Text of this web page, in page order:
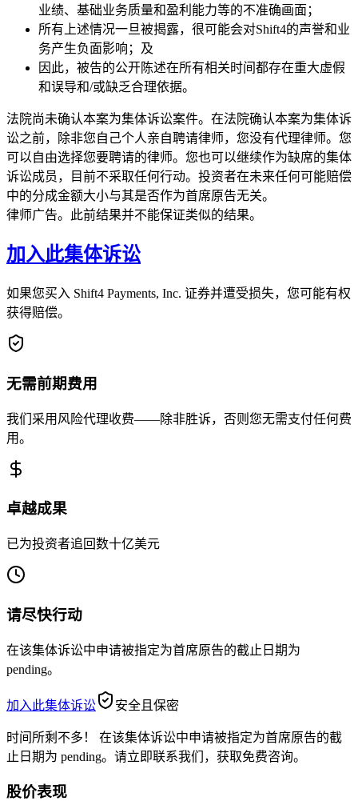
业绩、基础业务质量和盈利能力等的不准确画面；
所有上述情况一旦被揭露，很可能会对Shift4的声誉和业
务产生负面影响；及
因此，被告的公开陈述在所有相关时间都存在重大虚假
和误导和/或缺乏合理依据。
法院尚未确认本案为集体诉讼案件。在法院确认本案为集体诉
讼之前，除非您自己个人亲自聘请律师，您没有代理律师。您
可以自由选择您要聘请的律师。您也可以继续作为缺席的集体
诉讼成员，目前不采取任何行动。投资者在未来任何可能赔偿
中的分成金额大小与其是否作为首席原告无关。
律师广告。此前结果并不能保证类似的结果。
加入此集体诉讼
如果您买入 Shift4 Payments, Inc. 证券并遭受损失，您可能有权
获得赔偿。
无需前期费用
我们采用风险代理收费——除非胜诉，否则您无需支付任何费
用。
卓越成果
已为投资者追回数十亿美元
请尽快行动
在该集体诉讼中申请被指定为首席原告的截止日期为
pending。
加入此集体诉讼 安全且保密
时间所剩不多！
在该集体诉讼中申请被指定为首席原告的截
止日期为 pending。请立即联系我们，获取免费咨询。
股价表现